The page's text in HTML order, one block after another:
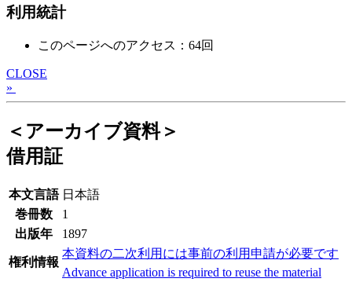
利用統計
このページへのアクセス：64回
CLOSE
»
＜アーカイブ資料＞
借用証
本文言語 日本語
巻冊数
1
出版年
1897
権利情報
本資料の二次利用には事前の利用申請が必要です
Advance application is required to reuse the material